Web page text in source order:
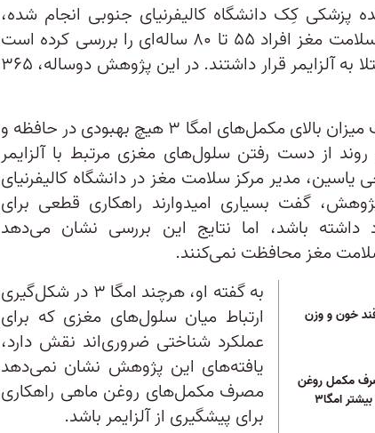
پزشکی کِک دانشگاه کالیفرنیای جنوبی انجام شده،
تاثیر مکمل‌های امگا ۳ بر سلامت مغز افراد ۵۵ تا ۸۰ ساله‌ای را بررسی کرده است
که بیشتر در معرض خطر ابتلا به آلزایمر قرار داشتند. در این پژوهش دوساله، ۳۶۵
پژوهشگران دریافتند مصرف میزان بالای مکمل‌های امگا ۳ هیچ بهبودی در حافظه و
از دست رفتن سلول‌های مغزی مرتبط با آلزایمر
یاسین، مدیر مرکز سلامت مغز در دانشگاه کالیفرنیای
گفت بسیاری امیدوارند راهکاری قطعی برای
داشته باشد، اما نتایج این بررسی نشان می‌دهد
مغز محافظت نمی‌کنند.
قند خون و وزن
مکمل روغن
امگا۳
به گفته او، هرچند امگا ۳ در شکل‌گیری
ارتباط میان سلول‌های مغزی که برای
عملکرد شناختی ضروری‌اند نقش دارد،
یافته‌های این پژوهش نشان نمی‌دهد
مصرف مکمل‌های روغن ماهی راهکاری
برای پیشگیری از آلزایمر باشد.